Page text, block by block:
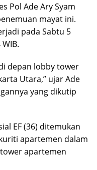
Pol Ade Ary Syam
mayat ini.
pada Sabtu 5
depan lobby tower
Utara,” ujar Ade
yang dikutip
EF (36) ditemukan
apartemen dalam
apartemen